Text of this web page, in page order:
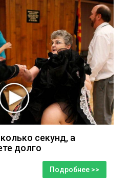
секунд, а
долго
Подробнее >>